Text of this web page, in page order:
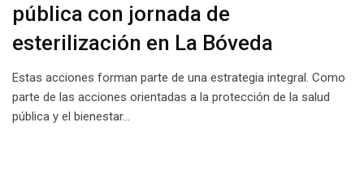
pública con jornada de
esterilización en La Bóveda
Estas acciones forman parte de una estrategia integral. Como
parte de las acciones orientadas a la protección de la salud
pública y el bienestar…